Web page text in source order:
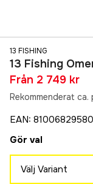
13 FISHING
13 Fishing
Från 2 749 kr
Rekommenderat ca.
EAN:
Gör val
Välj Variant